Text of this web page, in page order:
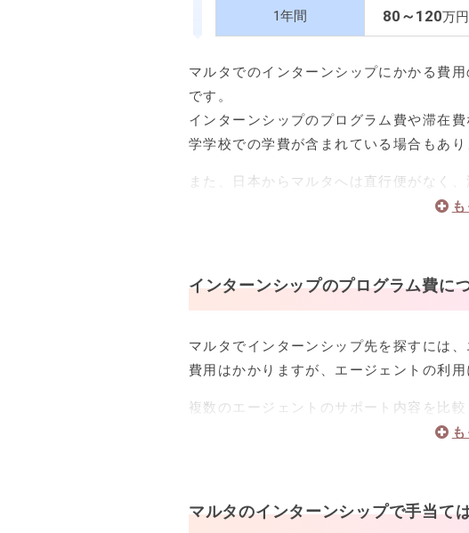
1年間 80～120万円
マルタでのインターンシップにかかる費用
です。
インターンシップのプログラム費や滞在
学学校での学費が含まれている場合もあり
また、日本からマルタへは直行便がなく
マルタの人気シーズンは夏なので、費用
マルタのインターンシッププログラム
で就労経験をするものが多いです。
たとえば学校に2週間、インターンとして
費用は 滞在費込みで8週間30万円 ほどで
ない方でも安心して参加できるでしょう。
切ですよ！
インターンシップのプログラム費に
マルタでインターンシップ先を探すには
費用はかかりますが、エージェントの利
複数のエージェントのサポート内容を比
出発前のカウンセリングやオリエンテ
マルタのインターンシップで手当て